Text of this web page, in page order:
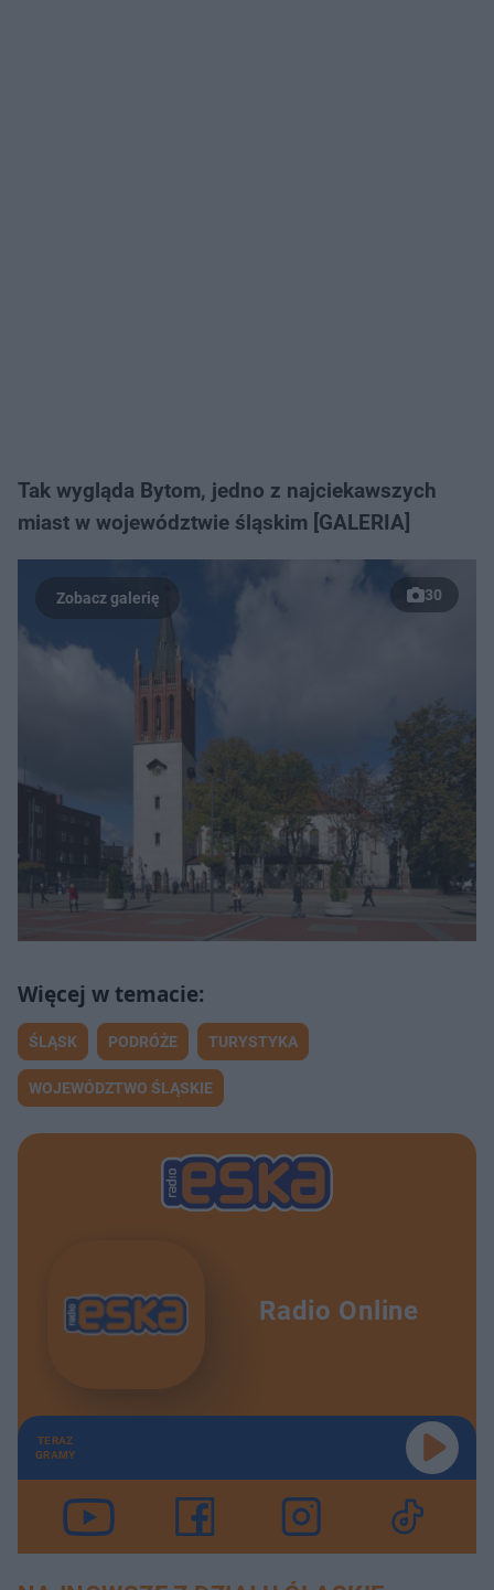
Tak wygląda Bytom, jedno z najciekawszych
miast w województwie śląskim [GALERIA]
30
ŚLĄSK PODRÓŻE TURYSTYKA
WOJEWÓDZTWO ŚLĄSKIE
Radio Online
TERAZ
GRAMY